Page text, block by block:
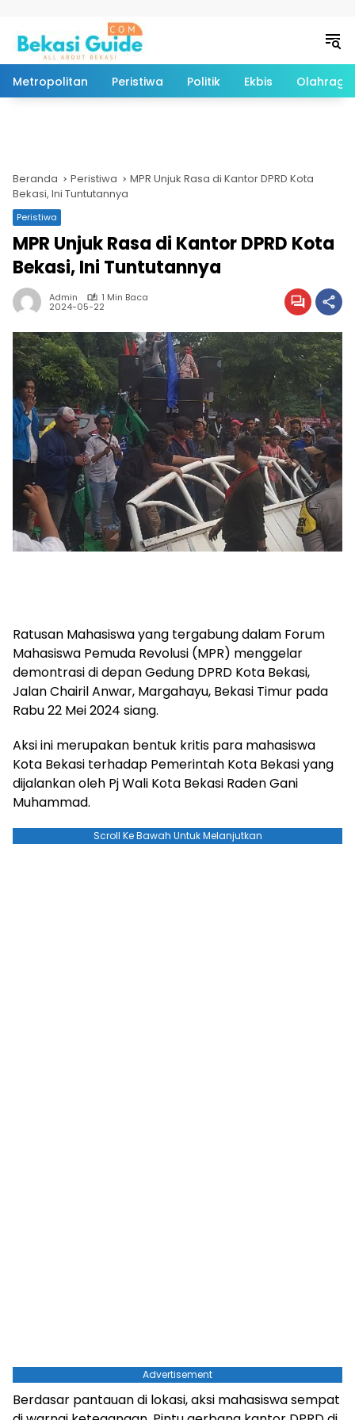
Metropolitan Peristiwa Politik Ekbis Olahraga
Beranda Peristiwa
MPR Unjuk Rasa di Kantor DPRD Kota
Bekasi, Ini Tuntutannya
Peristiwa
MPR Unjuk Rasa di Kantor DPRD Kota
Bekasi, Ini Tuntutannya
Admin 1 Min Baca
2024-05-22
Ratusan Mahasiswa yang tergabung dalam Forum
Mahasiswa Pemuda Revolusi (MPR) menggelar
demontrasi di depan Gedung DPRD Kota Bekasi,
Jalan Chairil Anwar, Margahayu, Bekasi Timur pada
Rabu 22 Mei 2024 siang.
Aksi ini merupakan bentuk kritis para mahasiswa
Kota Bekasi terhadap Pemerintah Kota Bekasi yang
dijalankan oleh Pj Wali Kota Bekasi Raden Gani
Muhammad.
Scroll Ke Bawah Untuk Melanjutkan
Advertisement
Berdasar pantauan di lokasi, aksi mahasiswa sempat